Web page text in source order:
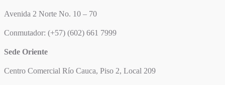
Avenida 2 Norte No. 10 – 70
Conmutador: (+57) (602) 661 7999
Sede Oriente
Centro Comercial Río Cauca, Piso 2, Local 209